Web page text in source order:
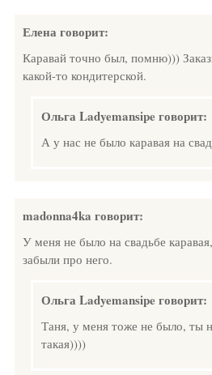
Елена говорит:
Каравай точно был, помню)))
какой-то кондитерской.
Ольга Ladyemansipe говорит:
А у нас не было каравая на
madonna4ka говорит:
У меня не было на свадьбе
забыли про него.
Ольга Ladyemansipe говорит:
Таня, у меня тоже не было, ты
такая))))